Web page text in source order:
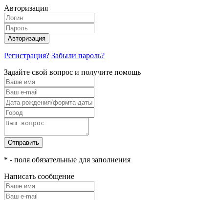
Авторизация
Авторизация
Регистрация? Забыли пароль?
Задайте свой вопрос и получите помощь
Отправить
* - поля обязательные для заполнения
Написать сообщение